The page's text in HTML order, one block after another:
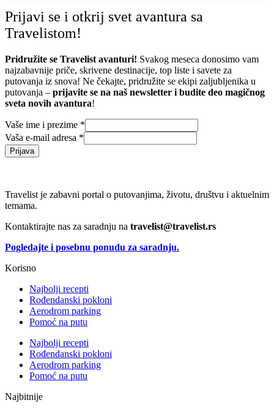
Prijavi se i otkrij svet avantura sa
Travelistom!
Pridružite se Travelist avanturi! Svakog meseca donosimo vam
najzabavnije priče, skrivene destinacije, top liste i savete za
putovanja iz snova! Ne čekajte, pridružite se ekipi zaljubljenika u
putovanja – prijavite se na naš newsletter i budite deo magičnog
sveta novih avantura!
Vaše ime i prezime *
Vaša e-mail adresa *
Prijava
Travelist je zabavni portal o putovanjima, životu, društvu i aktuelnim
temama.
Kontaktirajte nas za saradnju na travelist@travelist.rs
Pogledajte i posebnu ponudu za saradnju.
Korisno
Najbolji recepti
Rođendanski pokloni
Aerodrom parking
Pomoć na putu
Najbolji recepti
Rođendanski pokloni
Aerodrom parking
Pomoć na putu
Najbitnije